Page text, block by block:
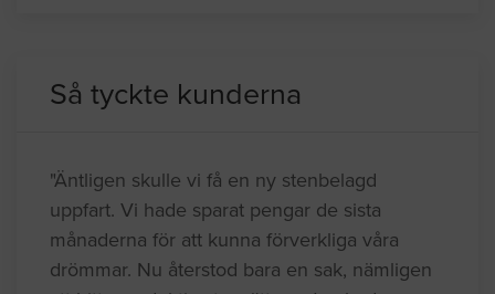
Så tyckte kunderna
"Äntligen skulle vi få en ny stenbelagd
uppfart. Vi hade sparat pengar de sista
månaderna för att kunna förverkliga våra
drömmar. Nu återstod bara en sak, nämligen